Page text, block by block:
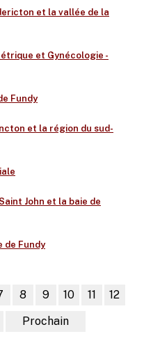
et la vallée de la
et Gynécologie -
Fundy
et la région du sud-
John et la baie de
de Fundy
8 9 10 11
12
Prochain